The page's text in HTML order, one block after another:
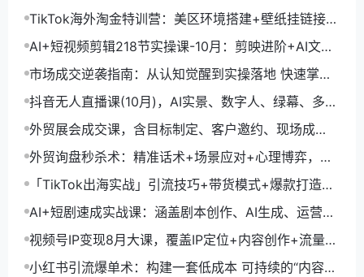
TikTok海外淘金特训营：美区环境搭建+壁纸挂链接
+剪映数字人，月入1.5万
AI+短视频剪辑218节实操课-10月：剪映进阶+AI文案
生成+账号运营，月入2万
市场成交逆袭指南：从认知觉醒到实操落地 快速掌握
市场开拓与成交核心能力
抖音无人直播课(10月)，AI实景、数字人、绿幕、多种
玩法、24小时自动盈利
外贸展会成交课，含目标制定、客户邀约、现场成
交，系统化SOP提升参展ROI
外贸询盘秒杀术：精准话术+场景应对+心理博弈，单
月询盘转化率提升200%
「TikTok出海实战」引流技巧+带货模式+爆款打造，
单月变现10万+秘籍
AI+短剧速成实战课：涵盖剧本创作、AI生成、运营变
现，单部剧收益破万
视频号IP变现8月大课，覆盖IP定位+内容创作+流量获
取+合规运营+商业转化
小红书引流爆单术：构建一套低成本 可持续的“内容-